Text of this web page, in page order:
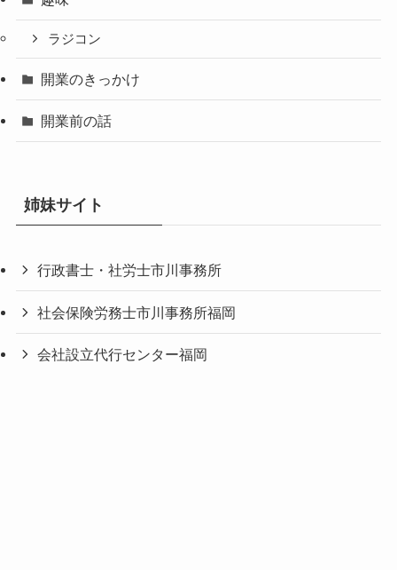
ラジコン
開業のきっかけ
開業前の話
姉妹サイト
行政書士・社労士市川事務所
社会保険労務士市川事務所福岡
会社設立代行センター福岡